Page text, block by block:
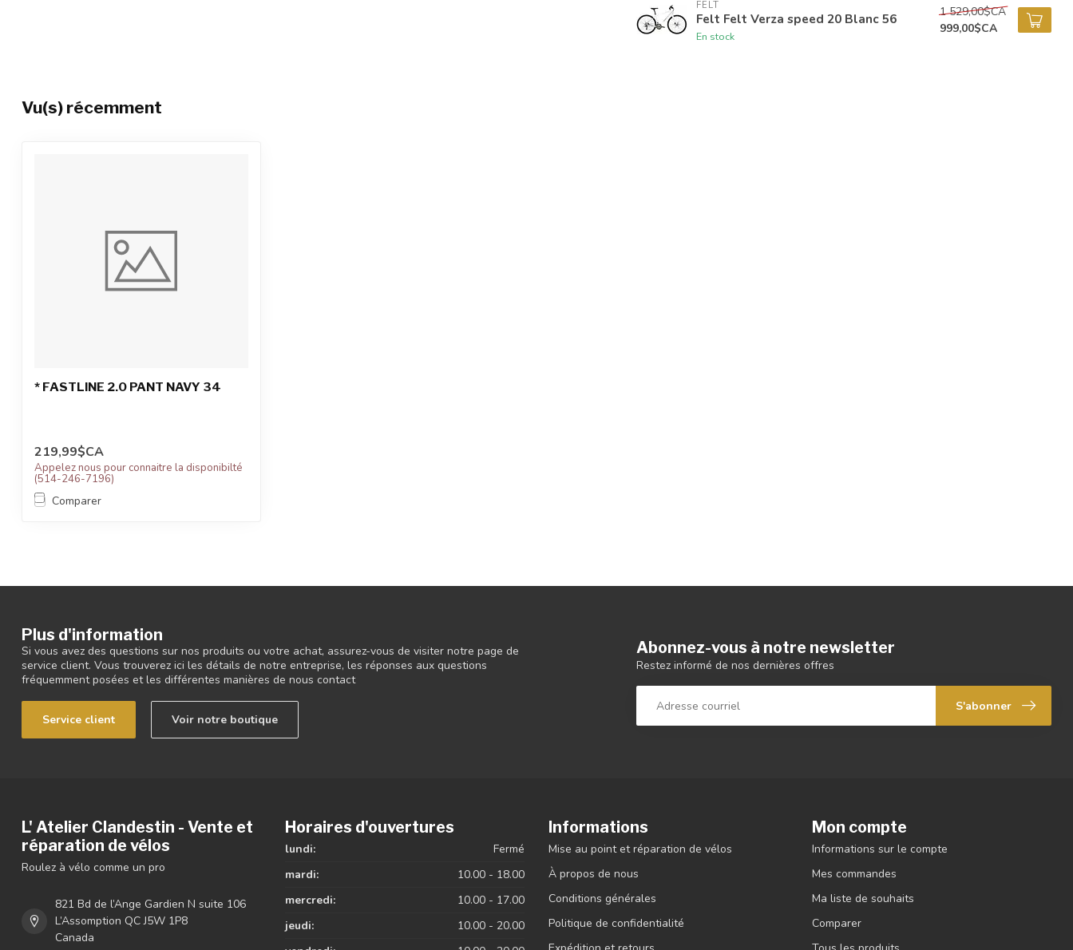
FELT
Felt Felt Verza speed 20 Blanc 56
En stock
1 529,00$CA
999,00$CA
Vu(s) récemment
* FASTLINE 2.0 PANT NAVY 34
219,99$CA
Appelez nous pour connaitre la disponibilté
(514-246-7196)
Comparer
Plus d'information
Si vous avez des questions sur nos produits ou votre achat, assurez-vous de visiter notre page de
service client. Vous trouverez ici les détails de notre entreprise, les réponses aux questions
fréquemment posées et les différentes manières de nous contact
Service client Voir notre boutique
Abonnez-vous à notre newsletter
Restez informé de nos dernières offres
S'abonner
L' Atelier Clandestin - Vente et
réparation de vélos
Roulez à vélo comme un pro
821 Bd de l’Ange Gardien N suite 106
L’Assomption QC J5W 1P8
Canada
Horaires d'ouvertures
lundi:
Fermé
mardi:
10.00 - 18.00
mercredi:
10.00 - 17.00
jeudi:
10.00 - 20.00
Informations
Mise au point et réparation de vélos
À propos de nous
Conditions générales
Politique de confidentialité
Mon compte
Informations sur le compte
Mes commandes
Ma liste de souhaits
Comparer